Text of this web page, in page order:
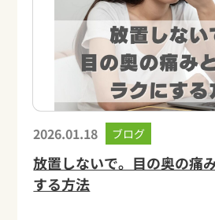
2026.01.18 ブログ
放置しないで。目の奥の痛
する方法